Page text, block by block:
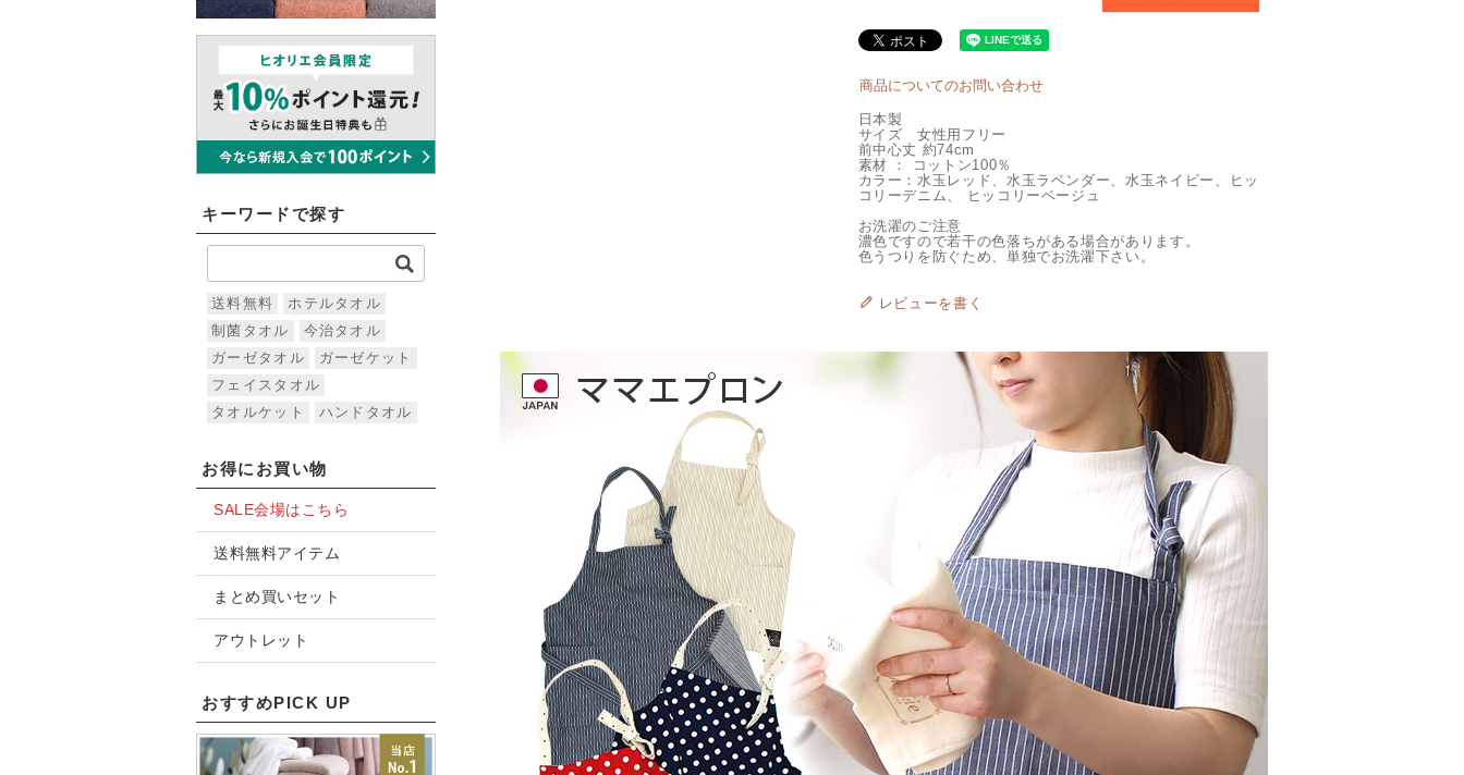
キーワードで探す
送料無料
ホテルタオル
制菌タオル
今治タオル
ガーゼタオル
ガーゼケット
フェイスタオル
タオルケット
ハンドタオル
お得にお買い物
SALE会場はこちら
送料無料アイテム
まとめ買いセット
アウトレット
おすすめPICK UP
商品についてのお問い合わせ
日本製
サイズ 女性用フリー
前中心丈 約74cm
素材 ： コットン100％
カラー：水玉レッド、水玉ラベンダー、水玉ネイビー、ヒッ
コリーデニム、 ヒッコリーベージュ
お洗濯のご注意
濃色ですので若干の色落ちがある場合があります。
色うつりを防ぐため、単独でお洗濯下さい。
レビューを書く